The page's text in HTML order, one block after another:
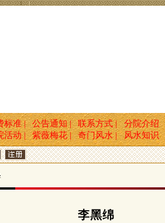
标准 | 公告通知 | 联系方式 | 分院介绍
活动 | 紫薇梅花 | 奇门风水 | 风水知识
李黑绵